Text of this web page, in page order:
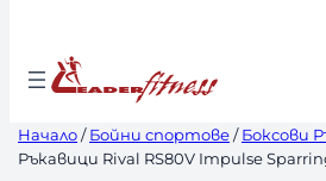
Начало/Бойни спортове/Боксови
Ръкавици Rival RS80V Impulse